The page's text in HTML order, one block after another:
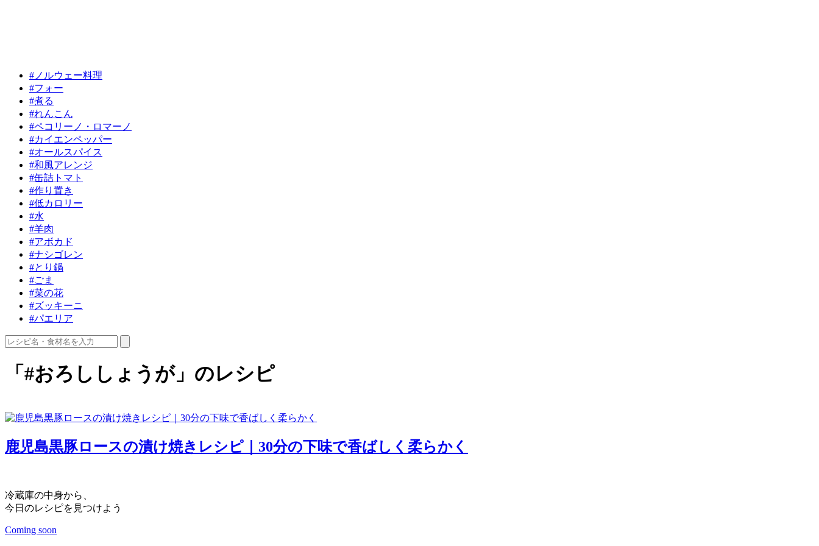
#ノルウェー料理
#フォー
#煮る
#れんこん
#ペコリーノ・ロマーノ
#カイエンペッパー
#オールスパイス
#和風アレンジ
#缶詰トマト
#作り置き
#低カロリー
#水
#羊肉
#アボカド
#ナシゴレン
#とり鍋
#ごま
#菜の花
#ズッキーニ
#パエリア
「#おろししょうが」のレシピ
鹿児島黒豚ロースの漬け焼きレシピ｜30分の下味で香ばしく柔らかく
冷蔵庫の中身から、
今日のレシピを見つけよう
Coming soon